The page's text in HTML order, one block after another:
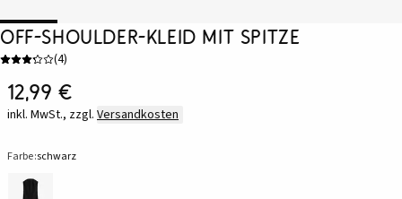
Off-Shoulder-Kleid mit Spitze
(4)
12,99 €
inkl. MwSt., zzgl. Versandkosten
Farbe:schwarz